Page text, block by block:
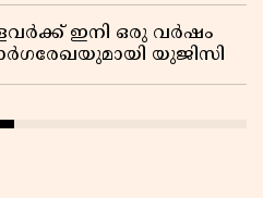
ഇനി ഒരു വർഷം
യുജിസി